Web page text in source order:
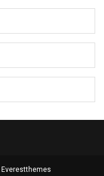
Everestthemes